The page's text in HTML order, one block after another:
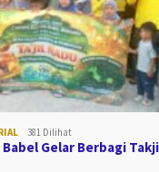
381 Dilihat
Gelar Berbagi